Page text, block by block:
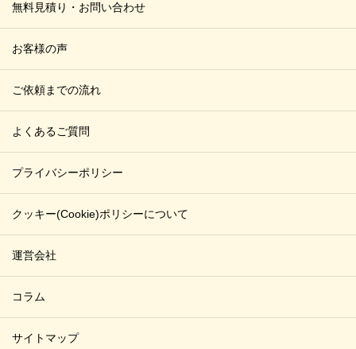
無料見積り・お問い合わせ
お客様の声
ご依頼までの流れ
よくあるご質問
プライバシーポリシー
クッキー(Cookie)ポリシーについて
運営会社
コラム
サイトマップ